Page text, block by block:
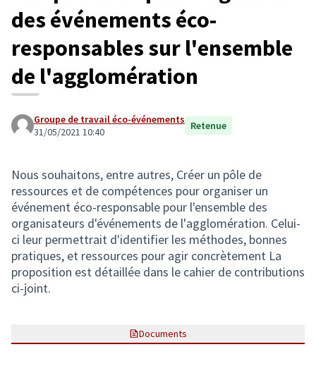
des événements éco-
responsables sur l'ensemble
de l'agglomération
Groupe de travail éco-événements
31/05/2021 10:40
Retenue
Nous souhaitons, entre autres, Créer un pôle de
ressources et de compétences pour organiser un
événement éco-responsable pour l'ensemble des
organisateurs d'événements de l'agglomération. Celui-
ci leur permettrait d'identifier les méthodes, bonnes
pratiques, et ressources pour agir concrètement La
proposition est détaillée dans le cahier de contributions
ci-joint.
Documents